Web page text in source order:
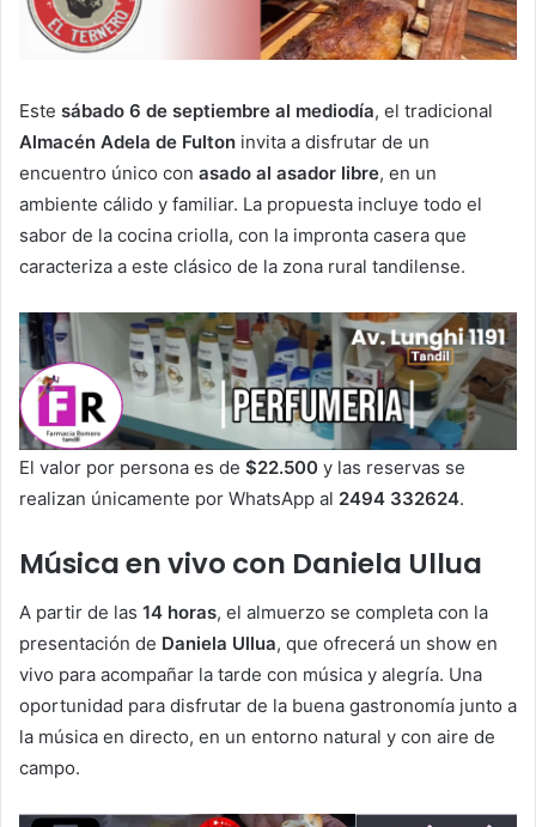
Este sábado 6 de septiembre al mediodía, el tradicional
Almacén Adela de Fulton invita a disfrutar de un
encuentro único con asado al asador libre, en un
ambiente cálido y familiar. La propuesta incluye todo el
sabor de la cocina criolla, con la impronta casera que
caracteriza a este clásico de la zona rural tandilense.
El valor por persona es de $22.500 y las reservas se
realizan únicamente por WhatsApp al 2494 332624.
Música en vivo con Daniela Ullua
A partir de las 14 horas, el almuerzo se completa con la
presentación de Daniela Ullua, que ofrecerá un show en
vivo para acompañar la tarde con música y alegría. Una
oportunidad para disfrutar de la buena gastronomía junto a
la música en directo, en un entorno natural y con aire de
campo.